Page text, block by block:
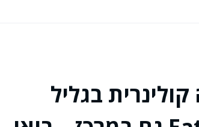
בגליל